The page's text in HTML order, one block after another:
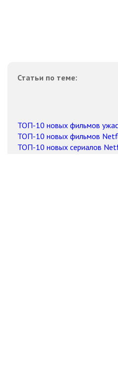
Статьи по теме:
ТОП-10 новых фильмов
ТОП-10 новых фильмов
ТОП-10 новых сериалов